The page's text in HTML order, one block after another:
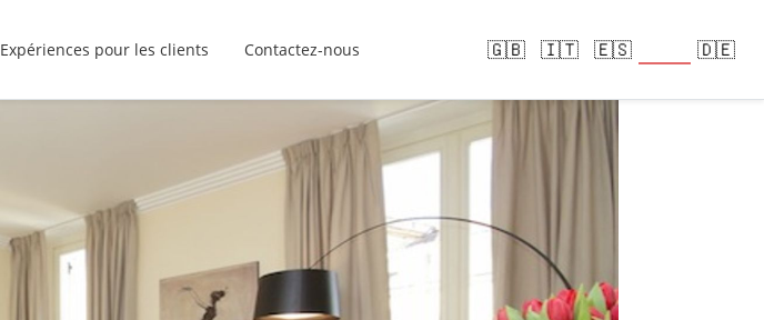
Expériences pour les clients Contactez-nous 🇬🇧 🇮🇹 🇪🇸 🇩🇪